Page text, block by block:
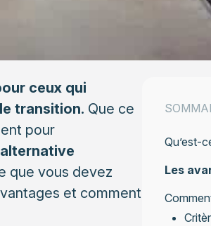
ceux qui
transition. Que ce
pour
alternative
que vous devez
et comment
Qu’est-
Les